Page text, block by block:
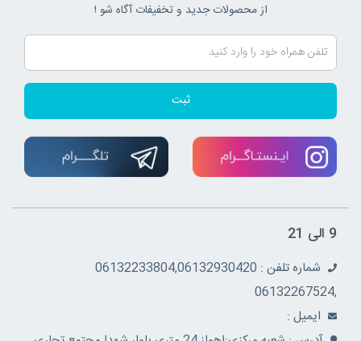
از محصولات جدید و تخفیفات آگاه شو !
ثبت
9 الی 21
شماره تلفن : 06132233804,06132930420
,06132267524
ايميل :